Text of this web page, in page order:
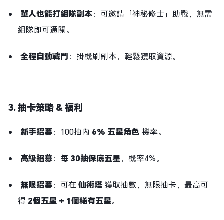
單人也能打組隊副本：可邀請「神秘修士」助戰，無需
組隊即可通關。
全程自動戰鬥：掛機刷副本，輕鬆獲取資源。
3. 抽卡策略 & 福利
新手招募：100抽內 6% 五星角色 機率。
高級招募：每 30抽保底五星，機率4%。
無限招募：可在 仙術塔 獲取抽數，無限抽卡，最高可
得 2個五星 + 1個稀有五星。